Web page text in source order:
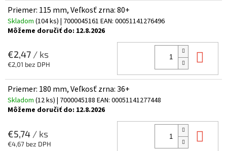
Priemer: 115 mm, Veľkosť zrna: 80+
Skladom (104 ks) | 7000045161 EAN: 00051141276496
Môžeme doručiť do: 12.8.2026
€2,47 / ks
€2,01 bez DPH
Priemer: 180 mm, Veľkosť zrna: 36+
Skladom (12 ks) | 7000045188 EAN: 00051141277448
Môžeme doručiť do: 12.8.2026
€5,74 / ks
€4,67 bez DPH